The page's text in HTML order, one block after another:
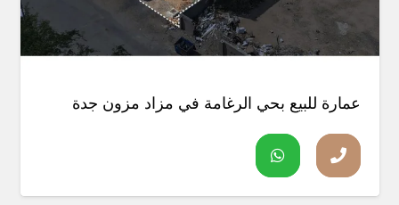
عمارة للبيع بحي الرغامة في مزاد مزون جدة